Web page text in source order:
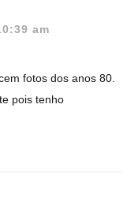
am
fotos dos anos 80.
pois tenho